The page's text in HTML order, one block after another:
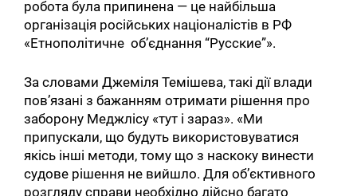
робота була припинена — це найбільша
організація російських націоналістів в РФ
«Етнополітичне об’єднання “Русские”».
За словами Джеміля Темішева, такі дії влади
пов’язані з бажанням отримати рішення про
заборону Меджлісу «тут і зараз». «Ми
припускали, що будуть використовуватися
якісь інші методи, тому що з наскоку винести
судове рішення не вийшло. Для об’єктивного
розгляду справи необхідно дійсно багато